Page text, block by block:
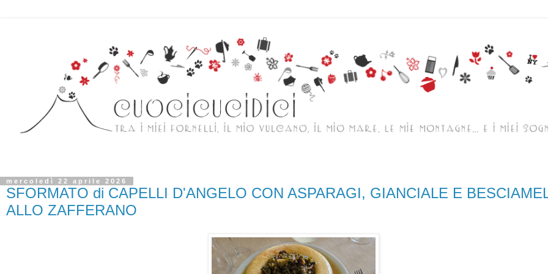
mercoledì 22 aprile 2026
SFORMATO di CAPELLI D'ANGELO CON ASPARAGI, GIANCIALE E
ALLO ZAFFERANO